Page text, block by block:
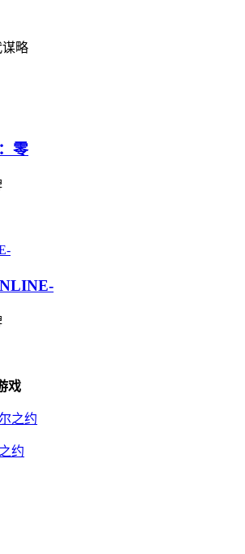
谋略
零
戏
约